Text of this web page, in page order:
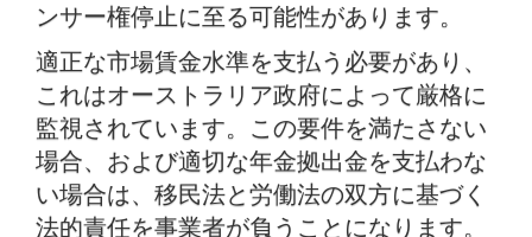
ンサー権停止に至る可能性があります。
適正な市場賃金水準を支払う必要があり、
これはオーストラリア政府によって厳格に
監視されています。この要件を満たさない
場合、および適切な年金拠出金を支払わな
い場合は、移民法と労働法の双方に基づく
法的責任を事業者が負うことになります。